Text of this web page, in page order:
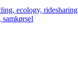
ecology, ridesharing